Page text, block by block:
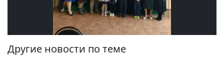
Другие новости по теме